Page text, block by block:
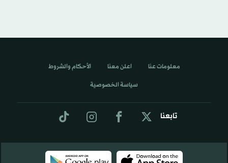
تابعنا
معلومات عنا اعلن معنا الأحكام والشروط
سياسة الخصوصية